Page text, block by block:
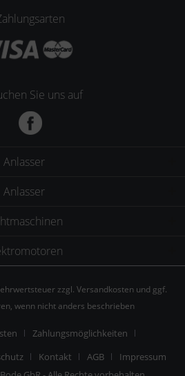
Sie uns auf
Anlasser
Anlasser
zzgl. Versandkosten und ggf.
wenn nicht anders beschrieben
Zahlungsmöglichkeiten
Kontakt AGB
Impressum